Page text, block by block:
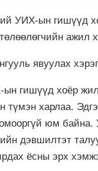
УИХ-ын гишүүд
ажил
явуулах
ын гишүүд хоёр
түмэн харлаа.
юм байна.
дэвшилтэт
ёсны эрх